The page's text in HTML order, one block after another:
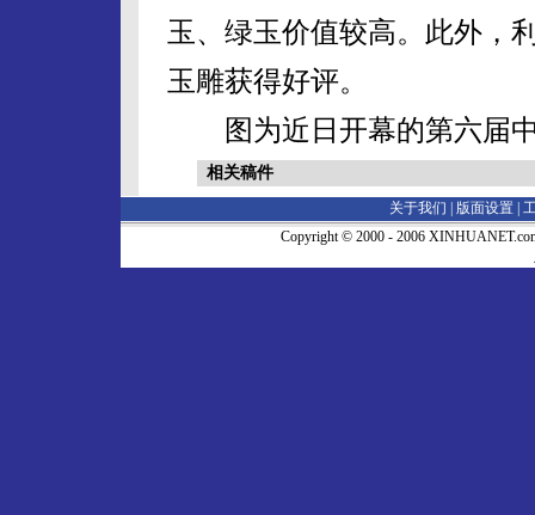
玉、绿玉价值较高。此外，
玉雕获得好评。
图为近日开幕的第六届中
相关稿件
关于我们 | 版面设置
Copyright © 2000 - 2006